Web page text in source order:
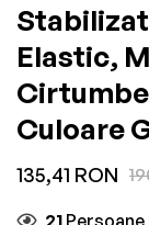
the
beginning
the
images
gallery
Elastic,
Culoare
135,41 RON
21